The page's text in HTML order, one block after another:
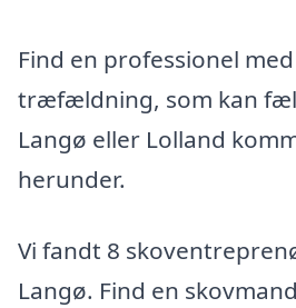
Find en professionel
træfældning, som kan
Langø eller Lolland
herunder.
Vi fandt 8
Langø. Find en